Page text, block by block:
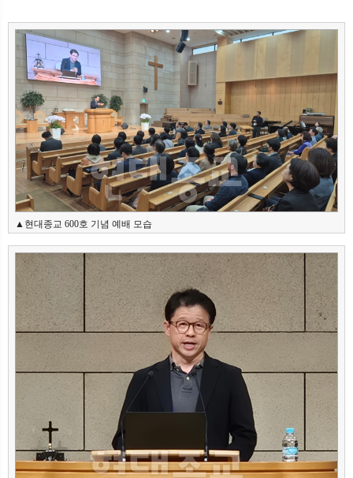
▲현대종교 600호 기념 예배 모습